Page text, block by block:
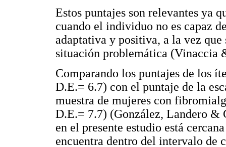
Estos puntajes son relevantes ya
cuando el individuo no es capaz
adaptativa y positiva, a la vez
situación problemática (Vinaccia
Comparando los puntajes de los
D.E.= 6.7) con el puntaje de la
muestra de mujeres con
D.E.= 7.7) (González, Landero &
en el presente estudio está
encuentra dentro del intervalo de